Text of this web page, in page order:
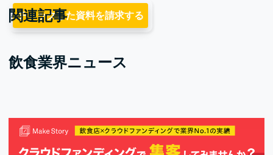
チェックした資料を請求する
関連記事
飲食業界ニュース